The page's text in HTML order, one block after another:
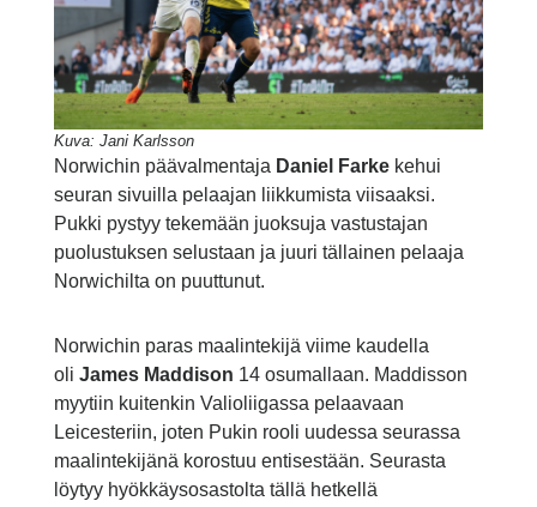
Kuva: Jani Karlsson
Norwichin päävalmentaja Daniel Farke kehui
seuran sivuilla pelaajan liikkumista viisaaksi.
Pukki pystyy tekemään juoksuja vastustajan
puolustuksen selustaan ja juuri tällainen pelaaja
Norwichilta on puuttunut.
Norwichin paras maalintekijä viime kaudella
oli James Maddison 14 osumallaan. Maddisson
myytiin kuitenkin Valioliigassa pelaavaan
Leicesteriin, joten Pukin rooli uudessa seurassa
maalintekijänä korostuu entisestään. Seurasta
löytyy hyökkäysosastolta tällä hetkellä